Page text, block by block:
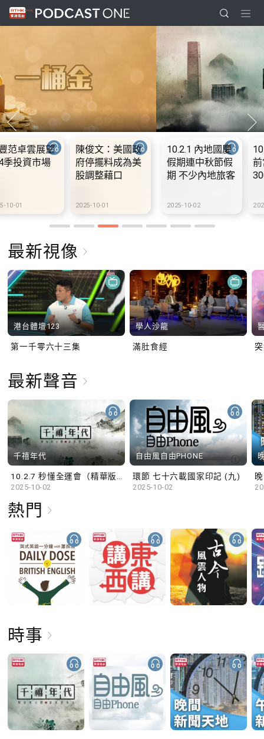
10.2.1 內地國慶
假期連中秋節假
期 不少內地旅客
2025-10-02
10.2.2 2028年底
前當局提供額外
3000支高速充電
設300個電動車
充電站
2025-10-02
10.2.3 2028年底
前當局提供額外
3000支高速充電
設300個電動車
2025-10-02
最新視像
港台體壇123
第一千零六十三集
學人沙龍
滿肚食經
最新聲音
千禧年代
2025-10-02
自由風自由PHONE
環節 七十六載國家印記 (九)
2025-10-02
熱門
時事